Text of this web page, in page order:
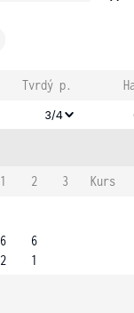
Tvrdý p.
3/4
1 2 3
Kurs
6
2
6
1